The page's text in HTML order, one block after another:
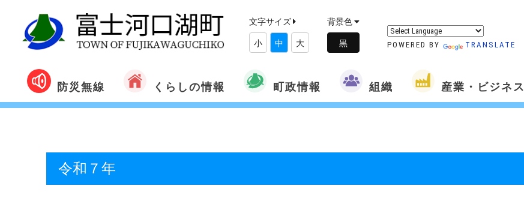
文字サイズ
小 中 大
背景色
POWERED BY TRANSLATE
防災無線 くらしの情報 町政情報 組織 産業・ビジネス
令和７年